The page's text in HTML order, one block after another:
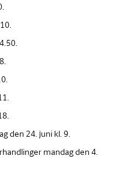
den 24. juni kl. 9.
mandag den 4.